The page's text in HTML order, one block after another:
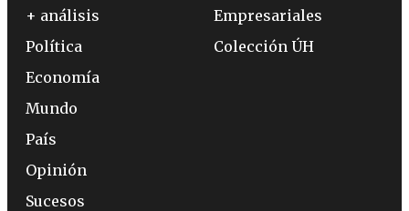
+ análisis
Política
Economía
Mundo
País
Opinión
Sucesos
Empresariales
Colección ÚH